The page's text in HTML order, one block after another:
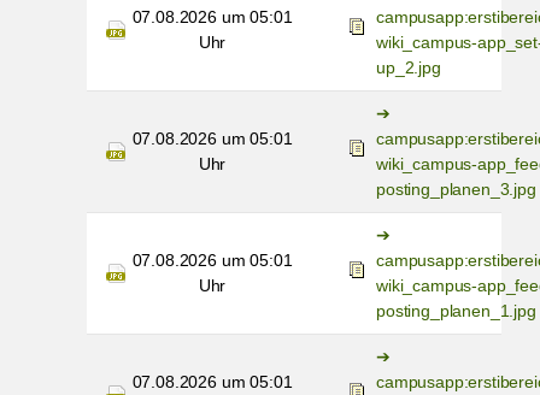
07.08.2026 um 05:01
Uhr
wiki_campus-
up_2.jpg
07.08.2026 um 05:01
Uhr
wiki_campus-
posting_planen_3.jpg
07.08.2026 um 05:01
Uhr
wiki_campus-
posting_planen_1.jpg
07.08.2026 um 05:01